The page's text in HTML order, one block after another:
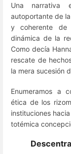
Una narrativa
autoportante de
y coherente de
dinámica de la
Como decía
rescate de
la mera sucesión
Enumeramos a
ética de los
instituciones
totémica